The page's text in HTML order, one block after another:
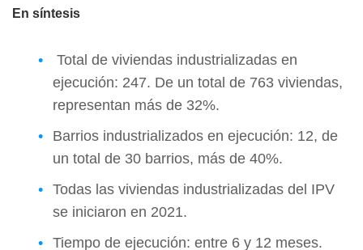
En síntesis
Total de viviendas industrializadas en
ejecución: 247. De un total de 763 viviendas,
representan más de 32%.
Barrios industrializados en ejecución: 12, de
un total de 30 barrios, más de 40%.
Todas las viviendas industrializadas del IPV
se iniciaron en 2021.
Tiempo de ejecución: entre 6 y 12 meses.